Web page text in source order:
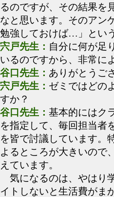
るのですが、その結果を
なと思います。そのアン
勉強しておけば…」とい
宍戸先生： 自分に何が足
いるのですから、非常に
谷口先生： ありがとうご
宍戸先生： ゼミではどの
すか？
谷口先生： 基本的にはク
を指定して、毎回担当者
を皆で討議しています。
よるところが大きいので
えています。
気になるのは、やはり
イトしないと生活費がま